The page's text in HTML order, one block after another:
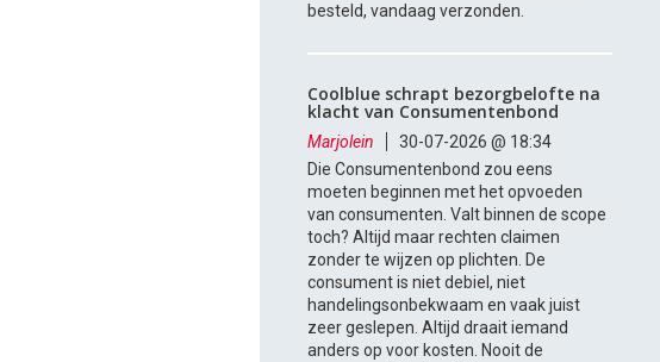
besteld, vandaag verzonden.
Coolblue schrapt bezorgbelofte na
klacht van Consumentenbond
Marjolein
30-07-2026 @ 18:34
Die Consumentenbond zou eens
moeten beginnen met het opvoeden
van consumenten. Valt binnen de scope
toch? Altijd maar rechten claimen
zonder te wijzen op plichten. De
consument is niet debiel, niet
handelingsonbekwaam en vaak juist
zeer geslepen. Altijd draait iemand
anders op voor kosten. Nooit de